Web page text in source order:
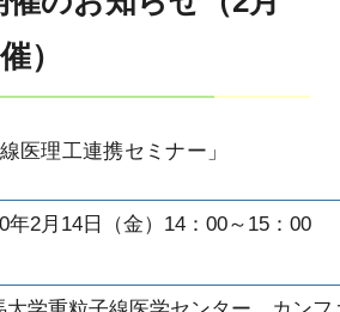
）
医理工連携セミナー」
年2月14日（金）14：00～15：00